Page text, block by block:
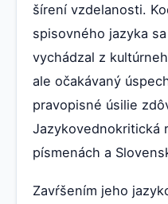
šírení vzdelanosti.
spisovného jazyka
vychádzal z
ale očakávaný
pravopisné úsilie
Jazykovednokritická
písmenách a
Zavŕšením jeho